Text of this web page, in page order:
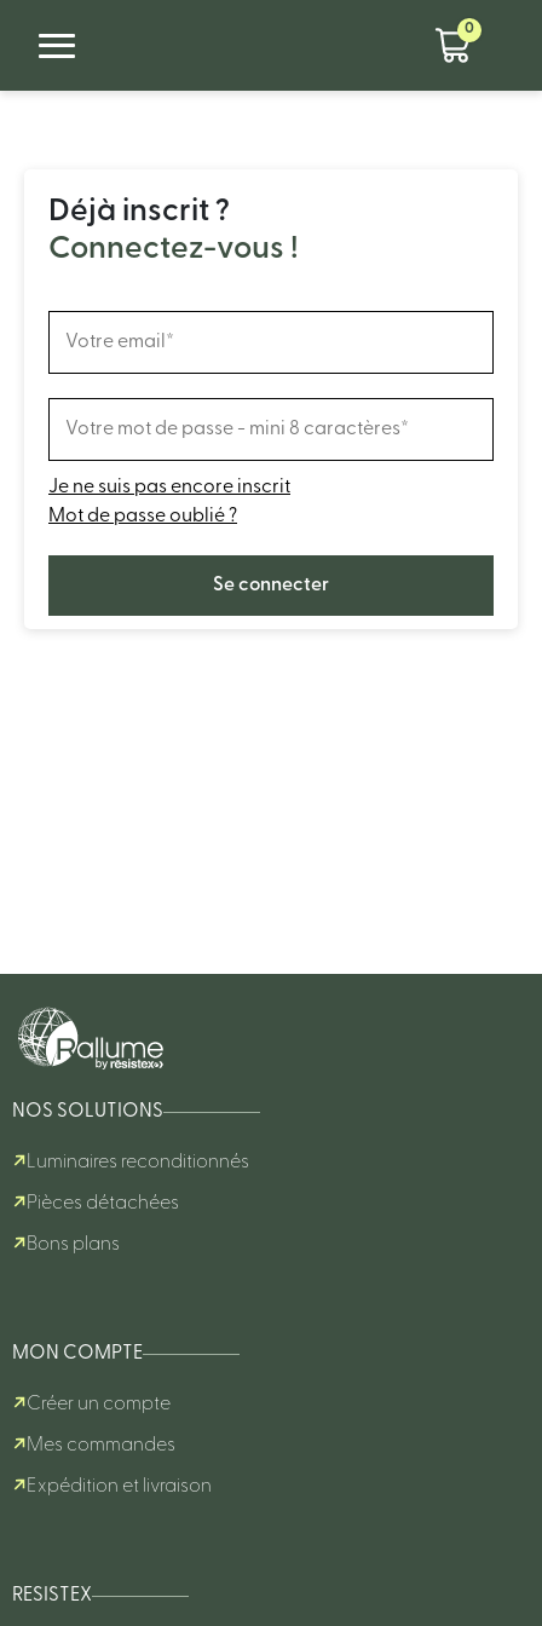
0
Déjà inscrit ?
Connectez-vous !
Je ne suis pas encore inscrit
Mot de passe oublié ?
Se connecter
NOS SOLUTIONS
Luminaires reconditionnés
Pièces détachées
Bons plans
MON COMPTE
Créer un compte
Mes commandes
Expédition et livraison
RESISTEX